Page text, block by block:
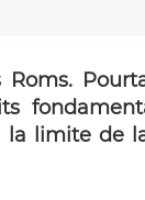
la limite de